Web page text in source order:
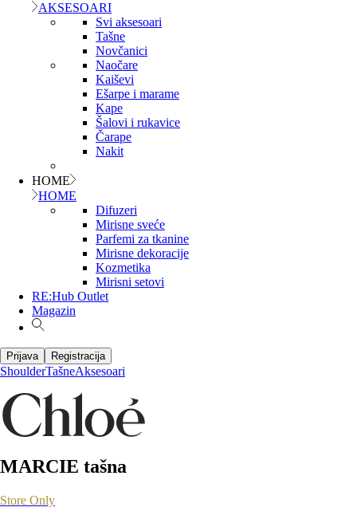
AKSESOARI
Svi aksesoari
Tašne
Novčanici
Naočare
Kaiševi
Ešarpe i marame
Kape
Šalovi i rukavice
Čarape
Nakit
HOME
HOME
Difuzeri
Mirisne sveće
Parfemi za tkanine
Mirisne dekoracije
Kozmetika
Mirisni setovi
RE:Hub Outlet
Magazin
Prijava Registracija
ShoulderTašneAksesoari
MARCIE tašna
Store Only